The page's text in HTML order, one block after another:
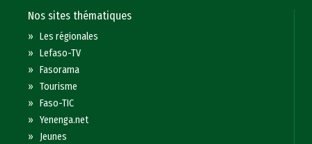
Nos sites thématiques
»Les régionales
»Lefaso-TV
»Fasorama
»Tourisme
»Faso-TIC
»Yenenga.net
» Jeunes